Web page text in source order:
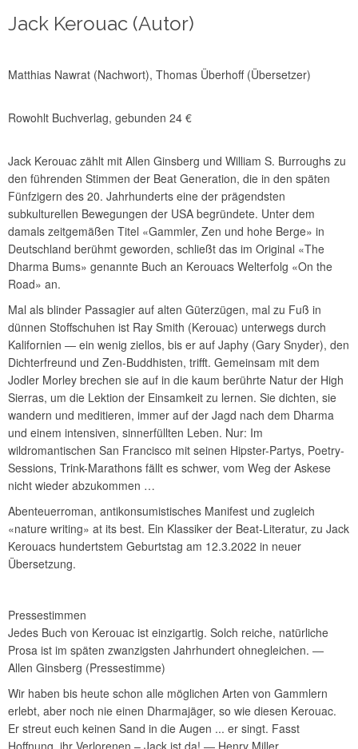
Jack Kerouac (Autor)
Matthias Nawrat (Nachwort), Thomas Überhoff (Übersetzer)
Rowohlt Buchverlag, gebunden 24 €
Jack Kerouac zählt mit Allen Ginsberg und William S. Burroughs zu
den führenden Stimmen der Beat Generation, die in den späten
Fünfzigern des 20. Jahrhunderts eine der prägendsten
subkulturellen Bewegungen der USA begründete. Unter dem
damals zeitgemäßen Titel «Gammler, Zen und hohe Berge» in
Deutschland berühmt geworden, schließt das im Original «The
Dharma Bums» genannte Buch an Kerouacs Welterfolg «On the
Road» an.
Mal als blinder Passagier auf alten Güterzügen, mal zu Fuß in
dünnen Stoffschuhen ist Ray Smith (Kerouac) unterwegs durch
Kalifornien ― ein wenig ziellos, bis er auf Japhy (Gary Snyder), den
Dichterfreund und Zen-Buddhisten, trifft. Gemeinsam mit dem
Jodler Morley brechen sie auf in die kaum berührte Natur der High
Sierras, um die Lektion der Einsamkeit zu lernen. Sie dichten, sie
wandern und meditieren, immer auf der Jagd nach dem Dharma
und einem intensiven, sinnerfüllten Leben. Nur: Im
wildromantischen San Francisco mit seinen Hipster-Partys, Poetry-
Sessions, Trink-Marathons fällt es schwer, vom Weg der Askese
nicht wieder abzukommen …
Abenteuerroman, antikonsumistisches Manifest und zugleich
«nature writing» at its best. Ein Klassiker der Beat-Literatur, zu Jack
Kerouacs hundertstem Geburtstag am 12.3.2022 in neuer
Übersetzung.
Pressestimmen
Jedes Buch von Kerouac ist einzigartig. Solch reiche, natürliche
Prosa ist im späten zwanzigsten Jahrhundert ohnegleichen. ―
Allen Ginsberg (Pressestimme)
Wir haben bis heute schon alle möglichen Arten von Gammlern
erlebt, aber noch nie einen Dharmajäger, so wie diesen Kerouac.
Er streut euch keinen Sand in die Augen ... er singt. Fasst